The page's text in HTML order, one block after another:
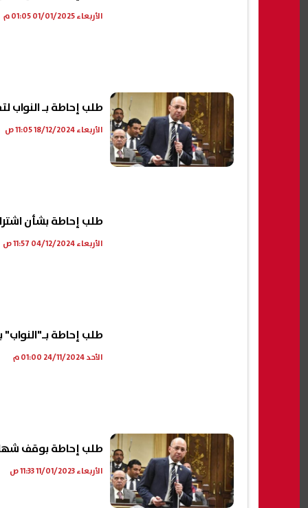
الأربعاء 01/01/2025 01:05 م
طلب إحاطة بـ النواب
الأربعاء 18/12/2024 11:05 ص
طلب إحاطة بشأن
الأربعاء 04/12/2024 11:57 ص
طلب إحاطة
الأحد 24/11/2024 01:00 م
طلب إحاطة بوقف شهادة الـ 25% واستبدالها "بدولارية"
الأربعاء 11/01/2023 11:33 ص